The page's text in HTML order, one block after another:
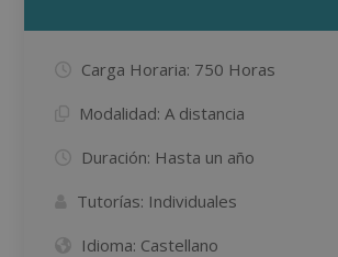
Carga Horaria: 750 Horas
Modalidad: A distancia
Duración: Hasta un año
Tutorías: Individuales
Idioma: Castellano